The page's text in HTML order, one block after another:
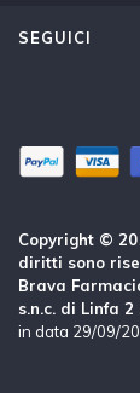
SEGUICI
Copyright ©
diritti sono
Brava
s.n.c. di Linfa 2
in data 29/09/